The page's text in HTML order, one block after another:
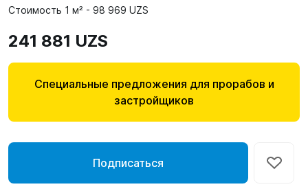
Стоимость 1 м² - 98 969 UZS
241 881 UZS
Специальные предложения для прорабов и
застройщиков
Подписаться